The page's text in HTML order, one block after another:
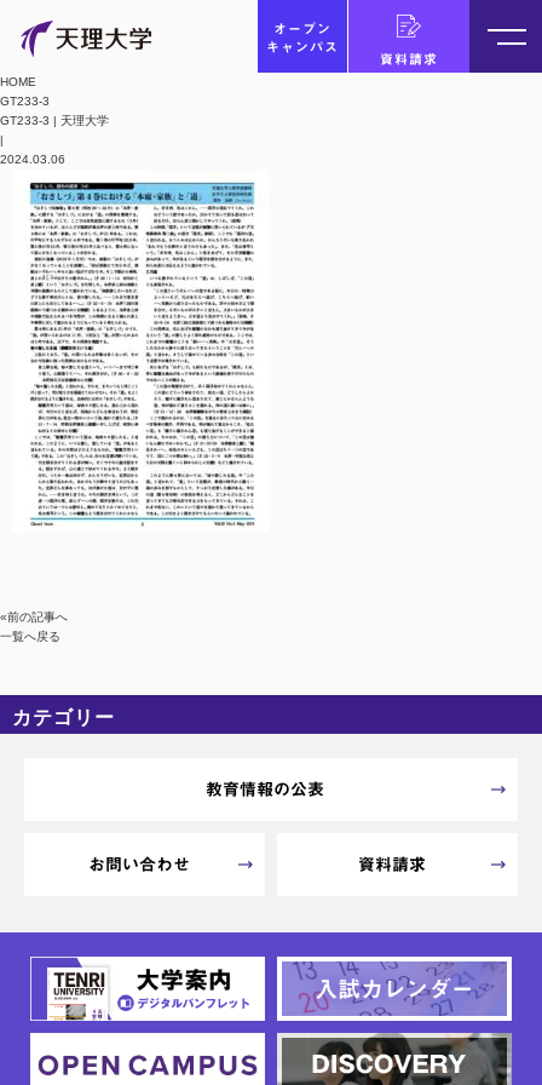
オープン
キャンパス
資料請求
HOME
GT233-3
GT233-3 | 天理大学
|
2024.03.06
«前の記事へ
一覧へ戻る
カテゴリー
教育情報の公表
お問い合わせ 資料請求